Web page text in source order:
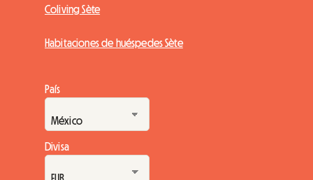
Coliving Sète
Habitaciones de huéspedes Sète
País
Divisa